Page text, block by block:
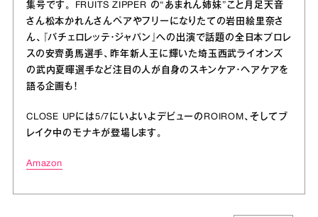
集号です。 FRUITS ZIPPER の“あまれん姉妹”こと月足天音
さん松本かれんさんペアやフリーになりたての岩田絵里奈さ
ん、『バチェロレッテ・ジャパン』への出演で話題の全日本プロレ
スの安齊勇馬選手、昨年新人王に輝いた埼玉西武ライオンズ
の武内夏暉選手など注目の人が自身のスキンケア・ヘアケアを
語る企画も！
CLOSE UPには5/7にいよいよデビューのROIROM、そしてブ
レイク中のモナキが登場します。
Amazon